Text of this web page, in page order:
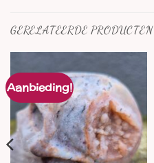
GERELATEERDE PRODUCTEN
Aanbieding!